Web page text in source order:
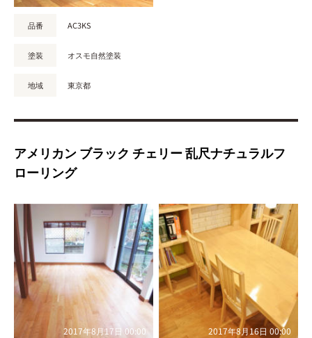
品番 AC3KS
塗装 オスモ自然塗装
地域 東京都
アメリカン ブラック チェリー 乱尺ナチュラルフ
ローリング
2017年8月17日 00:00 2017年8月16日 00:00